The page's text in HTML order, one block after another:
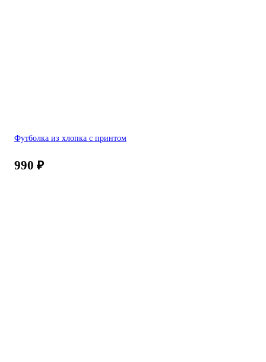
Футболка из хлопка с принтом
990 ₽